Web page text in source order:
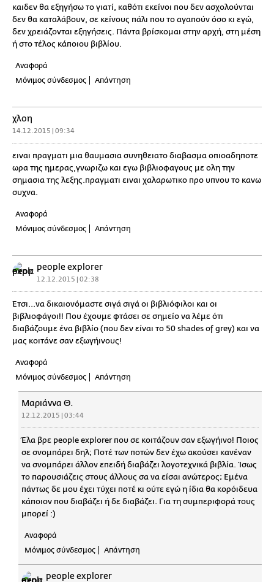
καιδεν θα εξηγήσω το γιατί, καθότι εκείνοι που δεν ασχολούνται
δεν θα καταλάβουν, σε κείνους πάλι που το αγαπούν όσο κι εγώ,
δεν χρειάζονται εξηγήσεις. Πάντα βρίσκομαι στην αρχή, στη μέση
ή στο τέλος κάποιου βιβλίου.
Αναφορά
Μόνιμος σύνδεσμος
Απάντηση
χλοη
14.12.2015 | 09:34
ειναι πραγματι μια θαυμασια συνηθειατο διαβασμα οπιοαδηποτε
ωρα της ημερας,γνωριζω και εγω βιβλιοφαγους με ολη την
σημασια της λεξης.πραγματι ειναι χαλαρωτικο προ υπνου το κανω
συχνα.
Αναφορά
Μόνιμος σύνδεσμος
Απάντηση
people explorer
12.12.2015 | 02:38
Έτσι...να δικαιονόμαστε σιγά σιγά οι βιβλιόφιλοι και οι
βιβλιοφάγοι!! Που έχουμε φτάσει σε σημείο να λέμε ότι
διαβάζουμε ένα βιβλίο (που δεν είναι το 50 shades of grey) και να
μας κοιτάνε σαν εξωγήινους!
Αναφορά
Μόνιμος σύνδεσμος
Απάντηση
Μαριάννα Θ.
12.12.2015 | 03:44
Έλα βρε people explorer που σε κοιτάζουν σαν εξωγήινο! Ποιος
σε σνομπάρει δηλ; Ποτέ των ποτών δεν έχω ακούσει κανέναν
να σνομπάρει άλλον επειδή διαβάζει λογοτεχνικά βιβλία. Ίσως
το παρουσιάζεις στους άλλους σα να είσαι ανώτερος; Εμένα
πάντως δε μου έχει τύχει ποτέ κι ούτε εγώ η ίδια θα κορόιδευα
κάποιον που διαβάζει ή δε διαβάζει. Για τη συμπεριφορά τους
μπορεί :)
Αναφορά
Μόνιμος σύνδεσμος
Απάντηση
people explorer